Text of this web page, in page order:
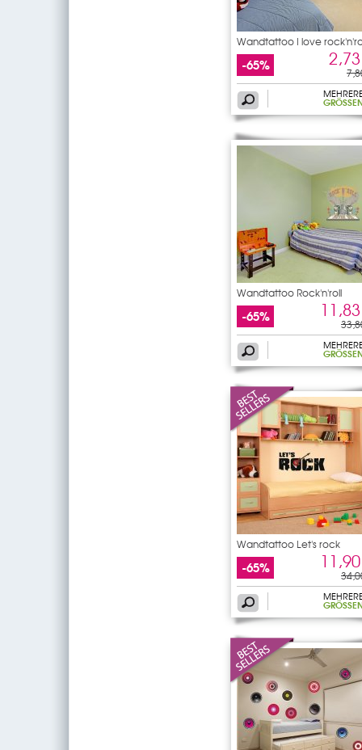
Wandtattoo I love
-65%
GRÖSSEN
Wandtattoo Rock'n'roll
-65%
GRÖSSEN
Wandtattoo Let's rock
-65%
GRÖSSEN